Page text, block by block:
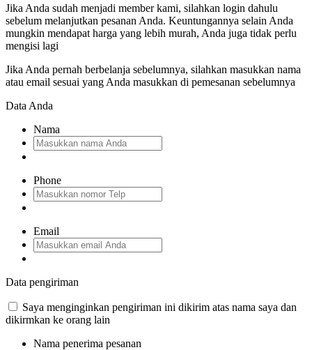
Jika Anda sudah menjadi member kami, silahkan login dahulu
sebelum melanjutkan pesanan Anda. Keuntungannya selain Anda
mungkin mendapat harga yang lebih murah, Anda juga tidak perlu
mengisi lagi
Jika Anda pernah berbelanja sebelumnya, silahkan masukkan nama
atau email sesuai yang Anda masukkan di pemesanan sebelumnya
Data Anda
Nama
Phone
Email
Data pengiriman
Saya menginginkan pengiriman ini dikirim atas nama saya dan
dikirmkan ke orang lain
Nama penerima pesanan